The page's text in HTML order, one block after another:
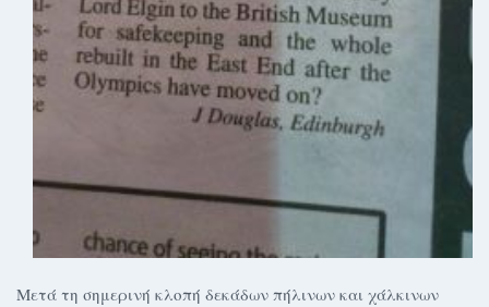
Μετά τη σημερινή κλοπή δεκάδων πήλινων και χάλκινων